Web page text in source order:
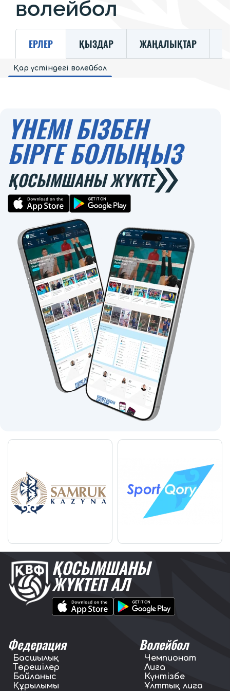
волейбол
ЕРЛЕР ҚЫЗДАР ЖАҢАЛЫҚТАР
Қар үстіндегі волейбол
ҮНЕМІ БІЗБЕН
БІРГЕ БОЛЫҢЫЗ
ҚОСЫМШАНЫ ЖҮКТЕ
ҚОСЫМШАНЫ
ЖҮКТЕП АЛ
Федерация
Басшылық
Төрешілер
Байланыс
Құрылымы
Волейбол
Чемпионат
Лига
Күнтізбе
Ұлттық лига